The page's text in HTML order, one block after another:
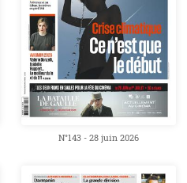
N°143 - 28 juin 2026